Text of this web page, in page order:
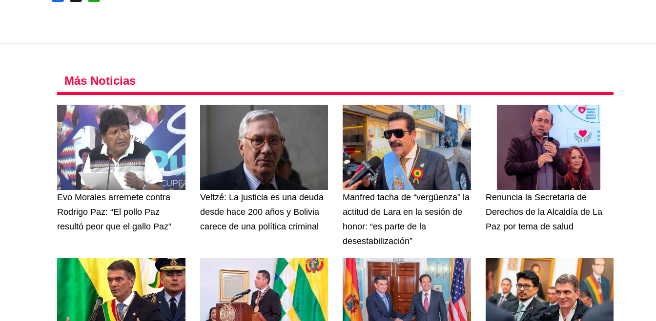
Más Noticias
Evo Morales arremete contra
Rodrigo Paz: “El pollo Paz
resultó peor que el gallo Paz”
Veltzé: La justicia es una deuda
desde hace 200 años y Bolivia
carece de una política criminal
Manfred tacha de “vergüenza” la
actitud de Lara en la sesión de
honor: “es parte de la
desestabilización”
Renuncia la Secretaria de
Derechos de la Alcaldía de La
Paz por tema de salud